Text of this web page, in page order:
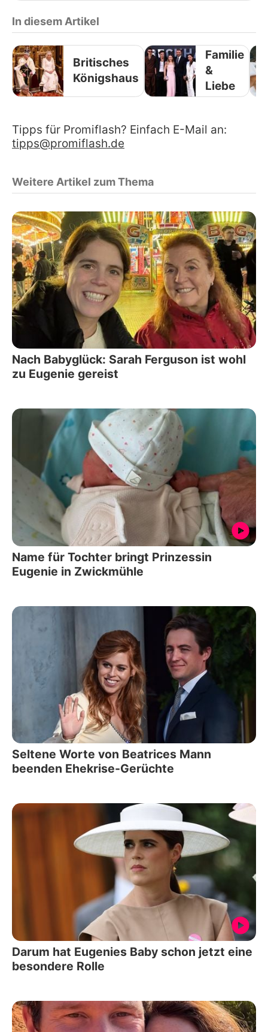
In diesem Artikel
Britisches
Königshaus
Familie
&
Liebe
Tipps für Promiflash? Einfach E-Mail an:
tipps@promiflash.de
Weitere Artikel zum Thema
Nach Babyglück: Sarah Ferguson ist wohl
zu Eugenie gereist
Name für Tochter bringt Prinzessin
Eugenie in Zwickmühle
Seltene Worte von Beatrices Mann
beenden Ehekrise-Gerüchte
Darum hat Eugenies Baby schon jetzt eine
besondere Rolle